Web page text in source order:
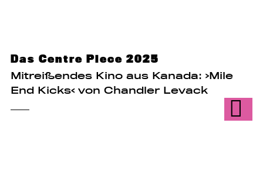
Das Centre Piece 2025
Mitreißendes Kino aus Kanada: ›Mile
End Kicks‹ von Chandler Levack